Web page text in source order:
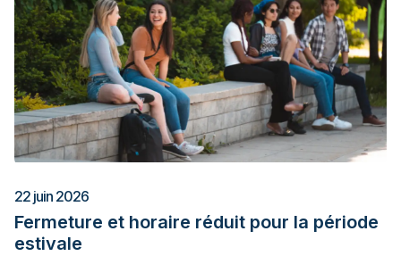
22 juin 2026
Fermeture et horaire réduit pour la période
estivale